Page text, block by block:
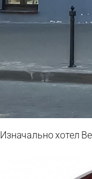
Изначально хотел